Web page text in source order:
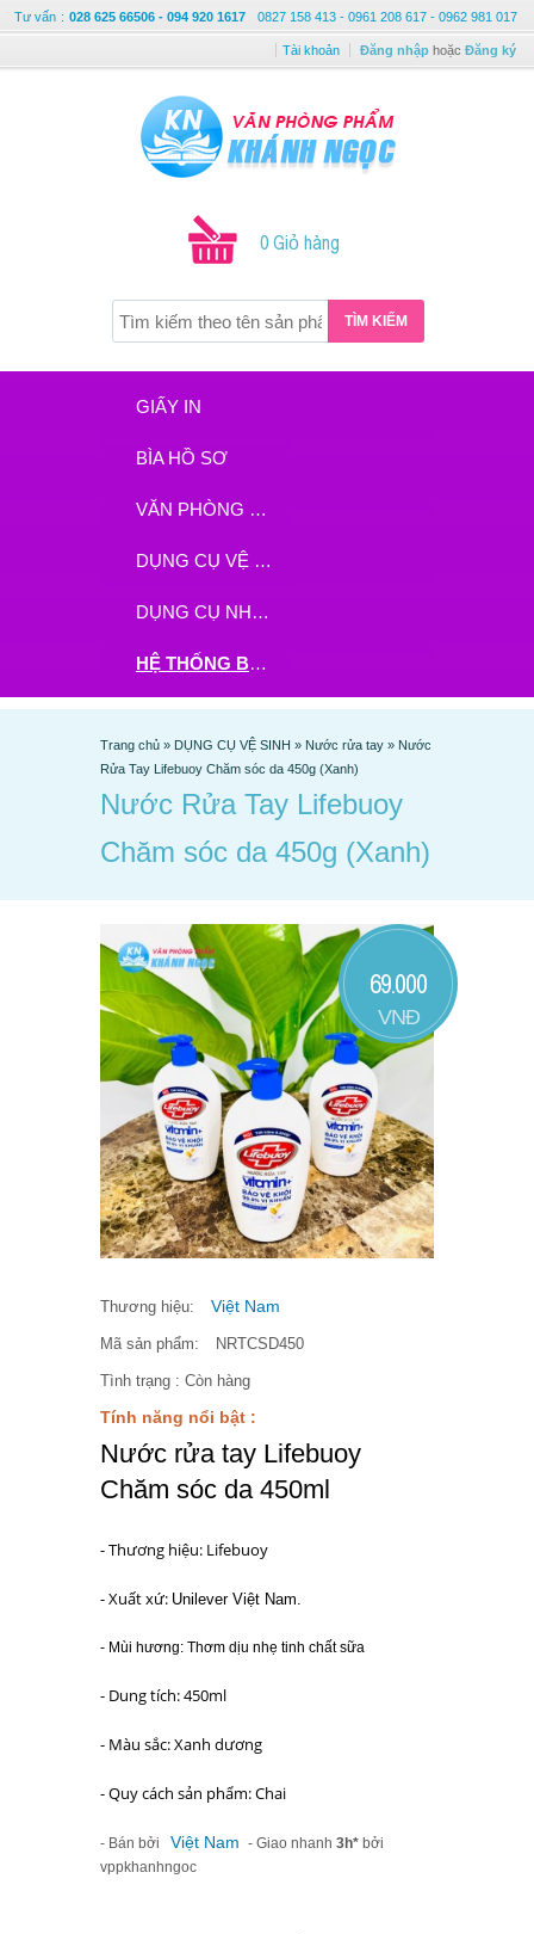
Tư vấn : 028 625 66506 - 094 920 1617 0827 158 413 - 0961 208 617 - 0962 981 017
Tài khoản Đăng nhập hoặc Đăng ký
0 Giỏ hàng
TÌM KIẾM
GIẤY IN
BÌA HỒ SƠ
VĂN PHÒNG PHẨM
DỤNG CỤ VỆ SINH
DỤNG CỤ NHÀ BẾP
HỆ THỐNG BHX - TGDĐ ĐẶT HÀNG TẠI ĐÂY
Trang chủ » DỤNG CỤ VỆ SINH » Nước rửa tay » Nước
Rửa Tay Lifebuoy Chăm sóc da 450g (Xanh)
Nước Rửa Tay Lifebuoy
Chăm sóc da 450g (Xanh)
69.000
VNĐ
Thương hiệu: Việt Nam
Mã sản phẩm: NRTCSD450
Tình trạng : Còn hàng
Tính năng nổi bật :
Nước rửa tay Lifebuoy
Chăm sóc da 450ml
- Thương hiệu: Lifebuoy
- Xuất xứ: Unilever Việt Nam.
- Mùi hương: Thơm dịu nhẹ tinh chất sữa
- Dung tích: 450ml
- Màu sắc: Xanh dương
- Quy cách sản phẩm: Chai
- Bán bởi Việt Nam - Giao nhanh 3h* bởi
vppkhanhngoc